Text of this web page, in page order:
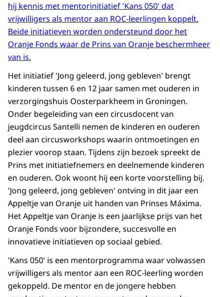
hij kennis met mentorinitiatief 'Kans 050' dat
vrijwilligers als mentor aan ROC-leerlingen koppelt.
Beide initiatieven worden ondersteund door het
Oranje Fonds waar de Prins van Oranje beschermheer
van is.
Het initiatief 'Jong geleerd, jong gebleven' brengt
kinderen tussen 6 en 12 jaar samen met ouderen in
verzorgingshuis Oosterparkheem in Groningen.
Onder begeleiding van een circusdocent van
jeugdcircus Santelli nemen de kinderen en ouderen
deel aan circusworkshops waarin ontmoetingen en
plezier voorop staan. Tijdens zijn bezoek spreekt de
Prins met initiatiefnemers en deelnemende kinderen
en ouderen. Ook woont hij een korte voorstelling bij.
'Jong geleerd, jong gebleven' ontving in dit jaar een
Appeltje van Oranje uit handen van Prinses Máxima.
Het Appeltje van Oranje is een jaarlijkse prijs van het
Oranje Fonds voor bijzondere, succesvolle en
innovatieve initiatieven op sociaal gebied.
'Kans 050' is een mentorprogramma waar volwassen
vrijwilligers als mentor aan een ROC-leerling worden
gekoppeld. De mentor en de jongere hebben